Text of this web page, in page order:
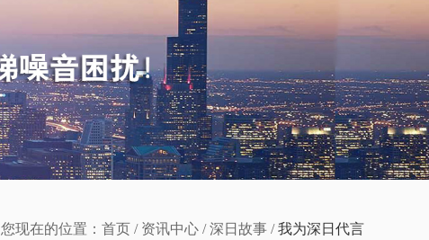
您现在的位置： 首页 / 资讯中心 /深日故事 /我为深日代言